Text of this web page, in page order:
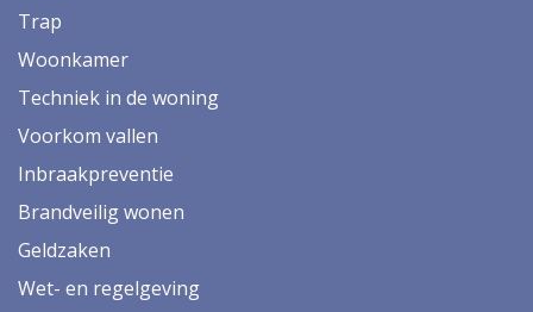
Trap
Woonkamer
Techniek in de woning
Voorkom vallen
Inbraakpreventie
Brandveilig wonen
Geldzaken
Wet- en regelgeving